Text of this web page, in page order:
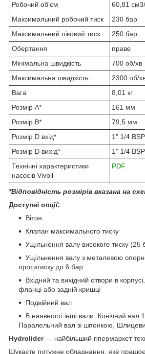
Робочий об'єм
60,81
Максимальний робочий тиск
230 бар
Максимальний піковий тиск
250 бар
Обертання
праве
Мінімальна швидкість
700 об/хв
Максимальна швидкість
2300 об/
Вага
8,01 кг
Розмір A*
161 мм
Розмір B*
79,5 мм
Розмір D вхід*
1" 1/4
Розмір D вихід*
1" 1/4
Технічні характеристики
насосів Vivoil
PDF
*Відповідність розмірів вказана на
Доступні опції:
Вітон
Клапан максимального тиску
Ущільнення валу високого тиску (25
Ущільнення валу з металевою
протитиску до 6 бар
Вхідний та вихідний отвори в
фланці або задній кришці
Подвійний вал
В наявності інші вали: Конічний вал
Паралельний вал зі шпонкою,
Hydrolider— найбільший гіпермаркет
Шукаєте потужне обладнання, яке